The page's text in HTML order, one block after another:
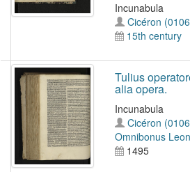
Incunabula
Cicéron
15th century
Tulius
alia opera.
Incunabula
Cicéron
Omnibonus
1495